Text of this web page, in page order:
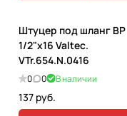
Штуцер под шланг ВР
1/2"х16 Valtec.
VTr.654.N.0416
0 0 В наличии
137 руб.